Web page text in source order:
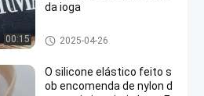
00:15
da ioga
Faixa elástica impressa
2025-04-26
O silicone elástico feito s
ob encomenda de nylon d